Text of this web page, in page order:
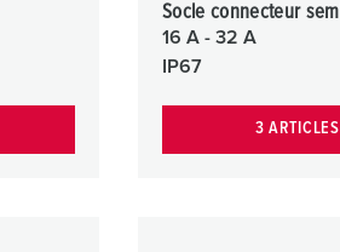
Socle connecteur
16 A - 32 A
IP67
3 ARTICLES